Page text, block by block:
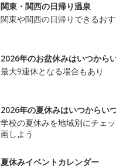
関東・関西の日帰り温泉
関東や関西の日帰りできるお
2026年のお盆休みはいつから
最大9連休となる場合もあり
2026年の夏休みはいつからい
学校の夏休みを地域別にチェ
画しよう
夏休みイベントカレンダー